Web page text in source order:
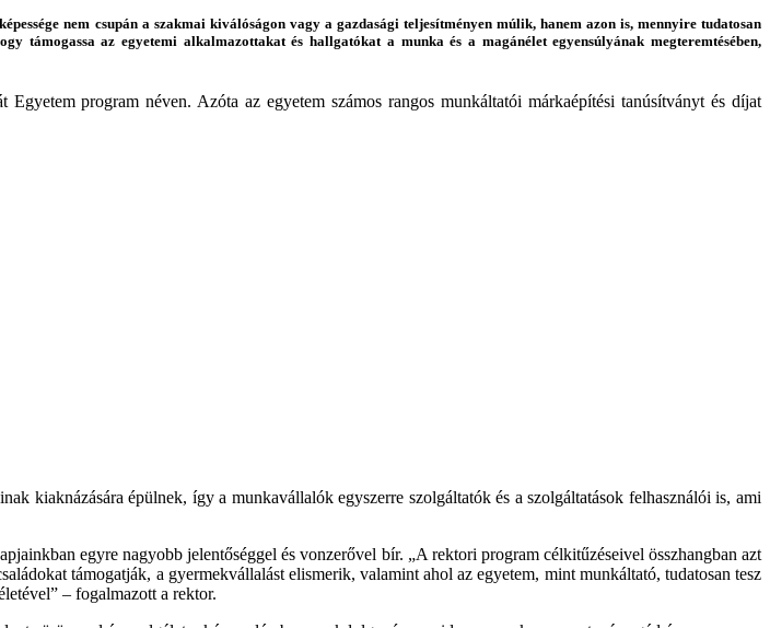
nem csupán a szakmai kiválóságon vagy a gazdasági teljesítményen múlik, hanem azon is, mennyire tudatosan
az egyetemi alkalmazottakat és hallgatókat a munka és a magánélet egyensúlyának megteremtésében,
program néven. Azóta az egyetem számos rangos munkáltatói márkaépítési tanúsítványt és díjat
kiaknázására épülnek, így a munkavállalók egyszerre szolgáltatók és a szolgáltatások felhasználói is, ami
egyre nagyobb jelentőséggel és vonzerővel bír. „A rektori program célkitűzéseivel összhangban azt
támogatják, a gyermekvállalást elismerik, valamint ahol az egyetem, mint munkáltató, tudatosan tesz
– fogalmazott a rektor.